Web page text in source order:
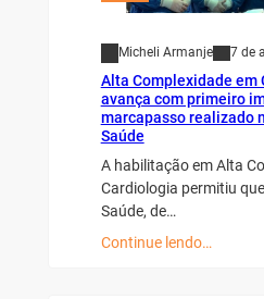
Micheli Armanje 7 de
Alta Complexidade em
avança com primeiro
marcapasso realizado
Saúde
A habilitação em Alta
Cardiologia permitiu
Saúde, de…
Continue lendo…